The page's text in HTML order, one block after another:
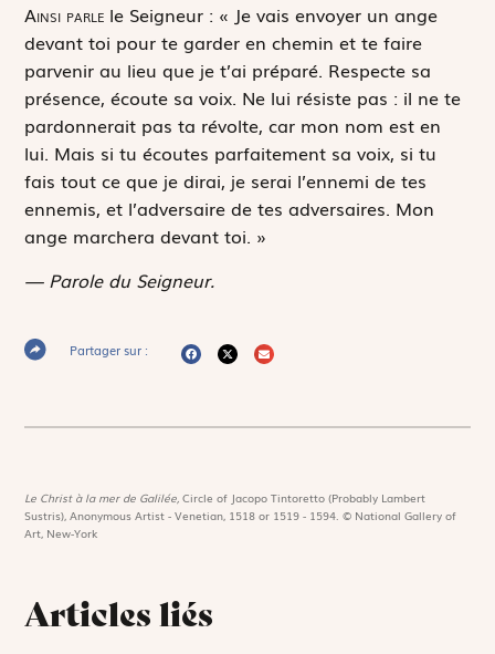
Ainsi parle le Seigneur : « Je vais envoyer un ange
devant toi pour te garder en chemin et te faire
parvenir au lieu que je t’ai préparé. Respecte sa
présence, écoute sa voix. Ne lui résiste pas : il ne te
pardonnerait pas ta révolte, car mon nom est en
lui. Mais si tu écoutes parfaitement sa voix, si tu
fais tout ce que je dirai, je serai l’ennemi de tes
ennemis, et l’adversaire de tes adversaires. Mon
ange marchera devant toi. »
— Parole du Seigneur.
Partager sur :
Le Christ à la mer de Galilée,Circle of Jacopo Tintoretto (Probably Lambert
Sustris), Anonymous Artist - Venetian, 1518 or 1519 - 1594. © National Gallery of
Art, New-York
Articles liés